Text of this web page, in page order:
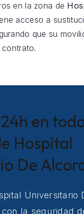
en la zona de
acceso a
que su
contrato.
en
Hospital
De
Universitario
la seguridad